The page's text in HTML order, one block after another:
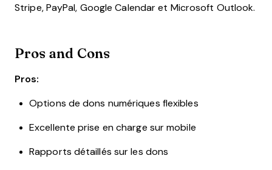
Stripe, PayPal, Google Calendar et Microsoft Outlook.
Pros and Cons
Pros:
Options de dons numériques flexibles
Excellente prise en charge sur mobile
Rapports détaillés sur les dons